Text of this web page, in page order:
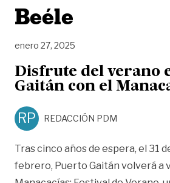
Beéle
enero 27, 2025
Disfrute del verano
Gaitán con el
RP REDACCIÓN PDM
Tras cinco años de espera, el 31
febrero, Puerto Gaitán volverá a